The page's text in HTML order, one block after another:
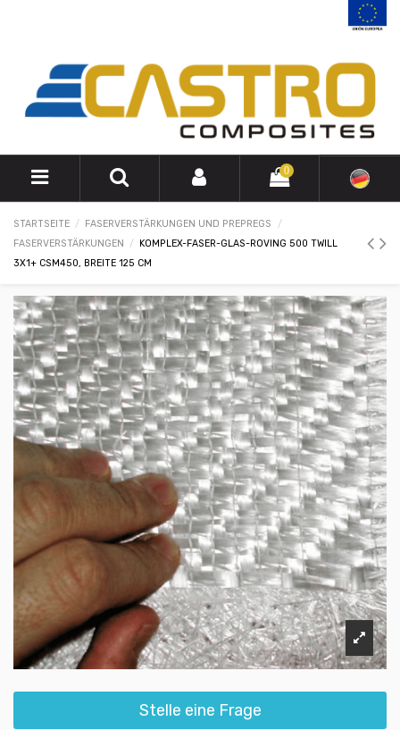
0
STARTSEITE
FASERVERSTÄRKUNGEN UND PREPREGS
FASERVERSTÄRKUNGEN
KOMPLEX-FASER-GLAS-ROVING 500 TWILL
3X1+ CSM450, BREITE 125 CM
Stelle eine Frage